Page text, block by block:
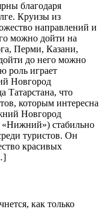
благодаря
Круизы из
направлений и
можно дойти на
Перми, Казани,
до него можно
роль играет
Новгород
Татарстана, что
которым интересна
Новгород
«Нижний») стабильно
туристов. Он
красивых
как только